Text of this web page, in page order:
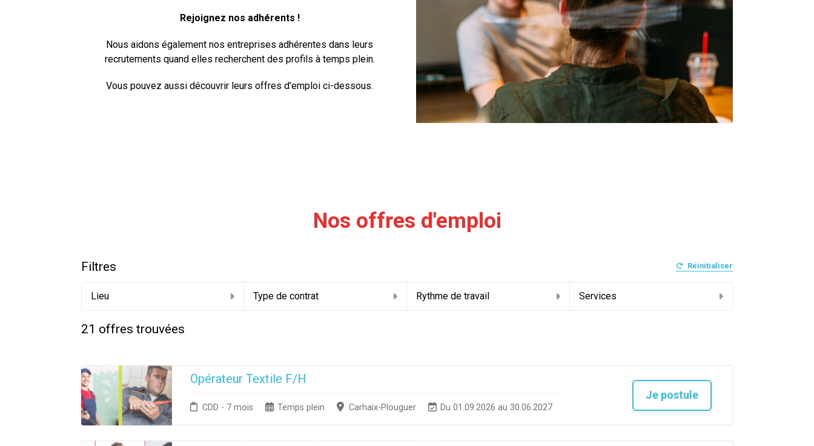
Rejoignez nos adhérents !
Nous aidons également nos entreprises adhérentes dans leurs
recrutements quand elles recherchent des profils à temps plein.
Vous pouvez aussi découvrir leurs offres d’emploi ci-dessous.
Nos offres d'emploi
Filtres Réinitialiser
Lieu Type de contrat Rythme de travail Services
21 offres trouvées
Opérateur Textile F/H
CDD - 7 mois Temps plein Carhaix-Plouguer Du 01.09.2026 au 30.06.2027
Je postule